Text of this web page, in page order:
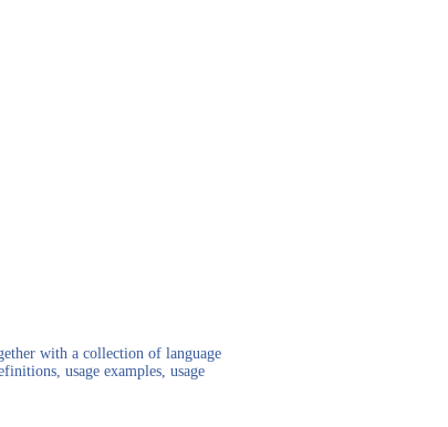
with a collection of language
usage examples, usage